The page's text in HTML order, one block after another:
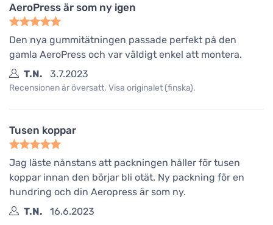
AeroPress är som ny igen
Den nya gummitätningen passade perfekt på den
gamla AeroPress och var väldigt enkel att montera.
T.N.
3.7.2023
Recensionen är översatt. Visa originalet (finska).
Tusen koppar
Jag läste nånstans att packningen håller för tusen
koppar innan den börjar bli otät. Ny packning för en
hundring och din Aeropress är som ny.
T.N.
16.6.2023